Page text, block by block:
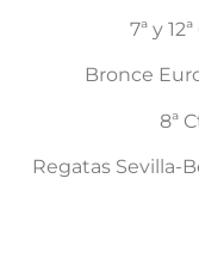
7ª y
Bronce
8ª
Regatas Sevilla-